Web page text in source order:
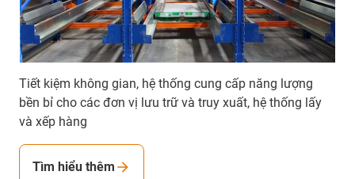
Tiết kiệm không gian, hệ thống cung cấp năng lượng
bền bỉ cho các đơn vị lưu trữ và truy xuất, hệ thống lấy
và xếp hàng
Tìm hiểu thêm